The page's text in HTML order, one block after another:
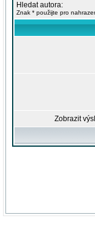
Hledat autora:
Znak * použijte pro
Zobrazit